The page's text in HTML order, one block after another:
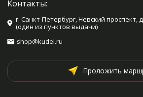
Контакты:
г. Санкт-Петербург, Невский проспект,
(один из пунктов выдачи)
shop@kudel.ru
Проложить